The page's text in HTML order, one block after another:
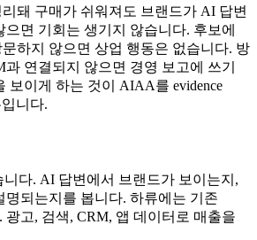
돼 구매가 쉬워져도 브랜드가 AI 답변
면 기회는 생기지 않습니다. 후보에
하지 않으면 상업 행동은 없습니다. 방
연결되지 않으면 경영 보고에 쓰기
보이게 하는 것이 AIAA를 evidence
니다.
다. AI 답변에서 브랜드가 보이는지,
명되는지를 봅니다. 하류에는 기존
광고, 검색, CRM, 앱 데이터로 매출을